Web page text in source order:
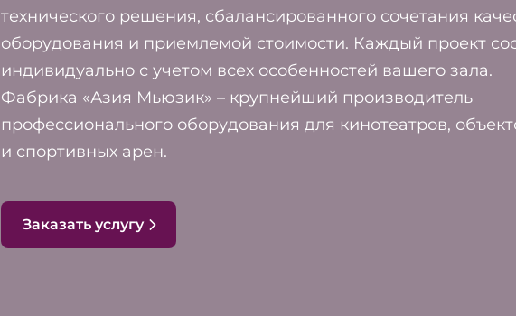
технического решения, сбалансированного сочетания
оборудования и приемлемой стоимости. Каждый проект
индивидуально с учетом всех особенностей вашего зала.
Фабрика «Азия Мьюзик» – крупнейший производитель
профессионального оборудования для кинотеатров,
и спортивных арен.
Заказать услугу